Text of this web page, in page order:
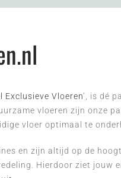
Exclusieve Vloeren’, is dé
vloeren zijn onze
vloer optimaal te
en zijn altijd op de
Hierdoor ziet jouw